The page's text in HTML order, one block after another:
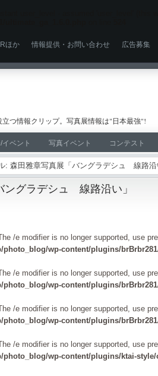
ほか 情報提供・お問い合わせ 広告募集
つ情報クリップ。写真展情報は"日本最強"!
イベント 写真イベント コンテスト
: 森田雅章写真展「バングラデシュ 線路沿
ングラデシュ 線路沿い」
/e modifier is no longer supported, use
photo_blog/wp-content/plugins/
/e modifier is no longer supported, use
photo_blog/wp-content/plugins/
/e modifier is no longer supported, use
photo_blog/wp-content/plugins/
/e modifier is no longer supported, use
photo_blog/wp-content/plugins/ktai-